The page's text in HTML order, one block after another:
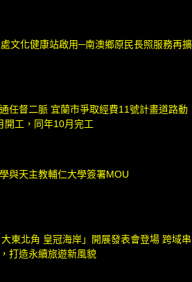
文化健康站啟用─南澳鄉原民長照服務再擴
任督二脈 宜蘭市爭取經費11號計畫道路動
開工，同年10月完工
與天主教輔仁大學簽署MOU
大東北角 皇冠海岸」開展發表會登場 跨域串
打造永續旅遊新風貌